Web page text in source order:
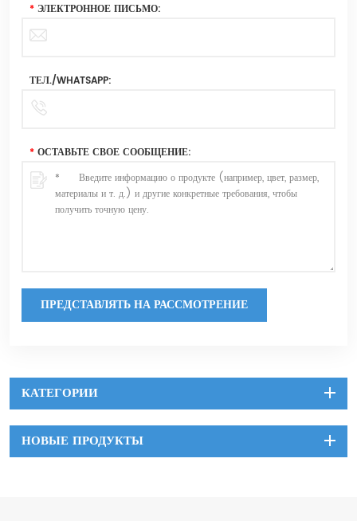
* ЭЛЕКТРОННОЕ ПИСЬМО:
ТЕЛ./WHATSAPP:
* ОСТАВЬТЕ СВОЕ СООБЩЕНИЕ:
ПРЕДСТАВЛЯТЬ НА РАССМОТРЕНИЕ
КАТЕГОРИИ
НОВЫЕ ПРОДУКТЫ